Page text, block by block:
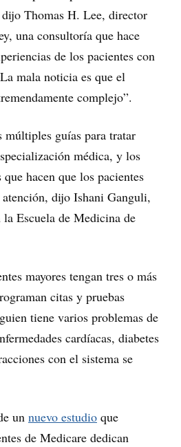
Thomas H. Lee, director
una consultoría que hace
de los pacientes con
mala noticia es que el
complejo”.
múltiples guías para tratar
médica, y los
hacen que los pacientes
atención, dijo Ishani Ganguli,
la Escuela de Medicina de
mayores tengan tres o más
citas y pruebas
tiene varios problemas de
cardíacas, diabetes
con el sistema se
un nuevo estudio que
de Medicare dedican